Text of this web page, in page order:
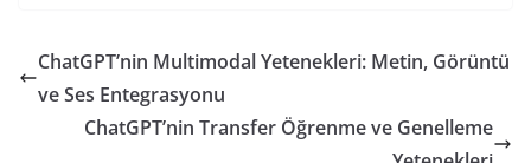
ChatGPT’nin Multimodal Yetenekleri: Metin, Görüntü
ve Ses Entegrasyonu
ChatGPT’nin Transfer Öğrenme ve Genelleme